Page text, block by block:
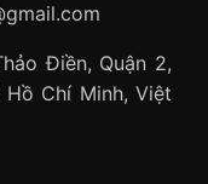
Điền, Quận 2,
Chí Minh, Việt